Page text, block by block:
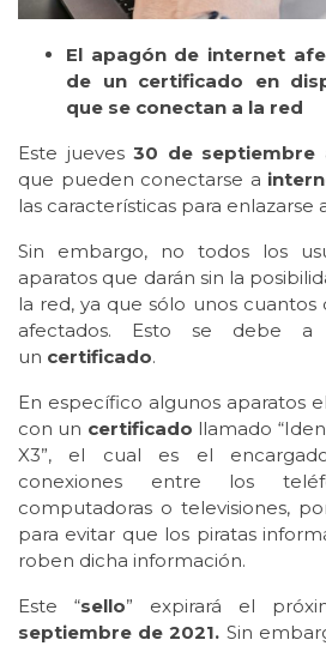
El apagón de internet
de un certificado en
que se conectan a la red
Este jueves 30 de septiembre
que pueden conectarse a
las características para enlazarse
Sin embargo, no todos los
aparatos que darán sin la
la red, ya que sólo unos cuantos
afectados. Esto se debe a
un certificado.
En específico algunos aparatos
con un certificado llamado
X3”, el cual es el
conexiones entre los
computadoras o televisiones,
para evitar que los piratas
roben dicha información.
Este “sello” expirará el
septiembre de 2021. Sin